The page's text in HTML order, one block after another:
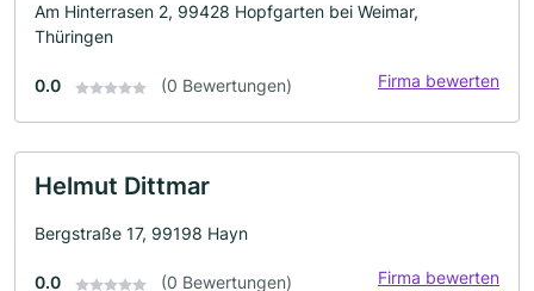
Am Hinterrasen 2, 99428 Hopfgarten bei Weimar,
Thüringen
0.0 (0 Bewertungen) Firma bewerten
Helmut Dittmar
Bergstraße 17, 99198 Hayn
0.0 (0 Bewertungen) Firma bewerten